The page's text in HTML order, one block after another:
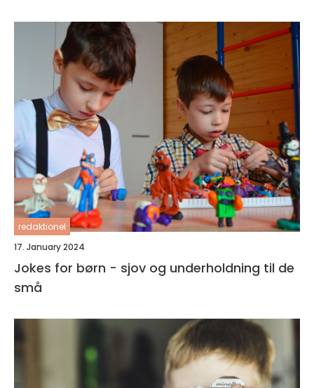
redaktionel
17. January 2024
Jokes for børn - sjov og underholdning til de
små